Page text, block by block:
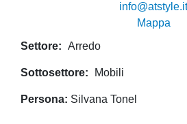
info@atstyle.it
Mappa
Settore
Arredo
Sottosettore Mobili
Persona Silvana Tonel